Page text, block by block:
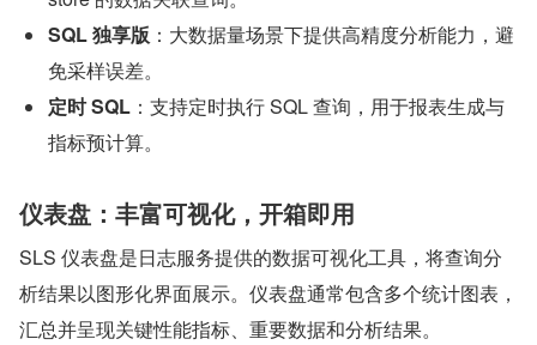
SQL 独享版 ：大数据量场景下提供高精度分析能力，避
免采样误差。
定时 SQL ：支持定时执行 SQL 查询，用于报表生成与
指标预计算。
仪表盘：丰富可视化，开箱即用
SLS 仪表盘是日志服务提供的数据可视化工具，将查询分
析结果以图形化界面展示。仪表盘通常包含多个统计图表，
汇总并呈现关键性能指标、重要数据和分析结果。